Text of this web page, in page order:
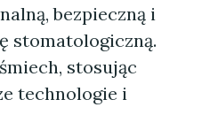
bezpieczną i
stomatologiczną.
stosując
technologie i